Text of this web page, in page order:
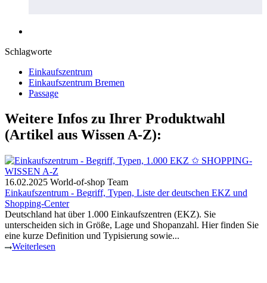
Schlagworte
Einkaufszentrum
Einkaufszentrum Bremen
Passage
Weitere Infos zu Ihrer Produktwahl
(Artikel aus Wissen A-Z):
16.02.2025 World-of-shop Team
Einkaufszentrum - Begriff, Typen, Liste der deutschen EKZ und
Shopping-Center
Deutschland hat über 1.000 Einkaufszentren (EKZ). Sie
unterscheiden sich in Größe, Lage und Shopanzahl. Hier finden Sie
eine kurze Definition und Typisierung sowie...
Weiterlesen